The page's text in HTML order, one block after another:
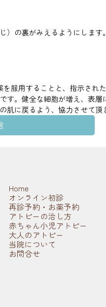
）の裏がみえるようにします
服用することと、指示され
す。健全な細胞が増え、表層
肌に戻るよう、協力させて頂
Home
オンライン初診
再診予約・お薬予約
アトピーの治し方
赤ちゃん小児アトピー
大人のアトピー
当院について
お問合せ